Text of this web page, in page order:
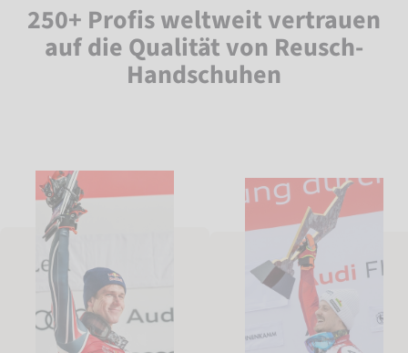
250+ Profis weltweit vertrauen
auf die Qualität von Reusch-
Handschuhen